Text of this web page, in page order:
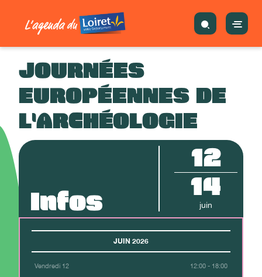
JOURNÉES
EUROPÉENNES DE
L'ARCHÉOLOGIE
Infos
12
14
juin
JUIN 2026
Vendredi 12 12:00 - 18:00